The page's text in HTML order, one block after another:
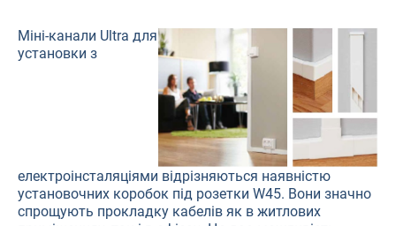
Міні-канали Ultra для
установки з
електроінсталяціями відрізняються наявністю
установочних коробок під розетки W45. Вони значно
спрощують прокладку кабелів як в житлових